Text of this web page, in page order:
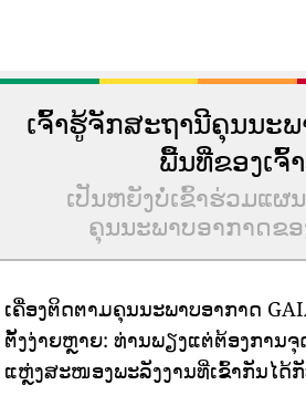
ເຈົ້າຮູ້ຈັກສະຖານີຄຸນນະ
ພື້ນທີ່ຂອງເຈົ້
ເປັນຫຍັງບໍ່ເຂົ້າຮ່ວມແຜ
ຄຸນນະພາບອາກາດຂອ
ເຄື່ອງຕິດຕາມຄຸນນະພາບອາກາດ
ຕັ້ງງ່າຍຫຼາຍ: ທ່ານພຽງແຕ່ຕ້ອງການຈຸ
ແຫຼ່ງສະໜອງພະລັງງານທີ່ເຂົ້າກັນໄດ້ກັ